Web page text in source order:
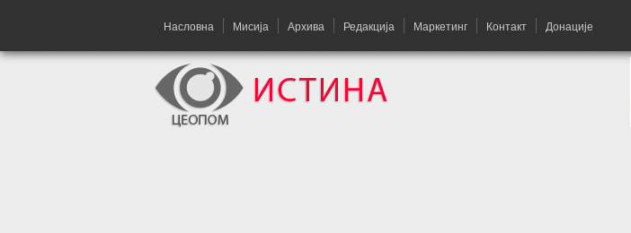
Насловна Мисија Архива Редакција Маркетинг Контакт Донације